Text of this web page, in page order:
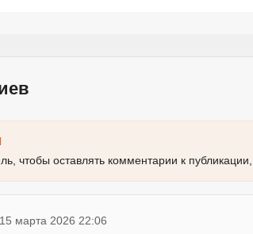
чтобы оставлять комментарии к
15 марта 2026 22:06